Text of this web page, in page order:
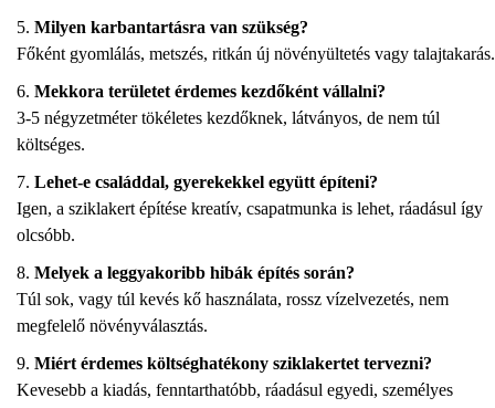
Milyen karbantartásra van szükség?
Főként gyomlálás, metszés, ritkán új növényültetés vagy talajtakarás.
Mekkora területet érdemes kezdőként vállalni?
3-5 négyzetméter tökéletes kezdőknek, látványos, de nem túl
költséges.
Lehet-e családdal, gyerekekkel együtt építeni?
Igen, a sziklakert építése kreatív, csapatmunka is lehet, ráadásul így
olcsóbb.
Melyek a leggyakoribb hibák építés során?
Túl sok, vagy túl kevés kő használata, rossz vízelvezetés, nem
megfelelő növényválasztás.
Miért érdemes költséghatékony sziklakertet tervezni?
Kevesebb a kiadás, fenntarthatóbb, ráadásul egyedi, személyes